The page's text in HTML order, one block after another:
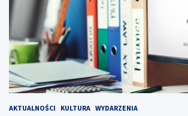
AKTUALNOŚCI KULTURA WYDARZENIA